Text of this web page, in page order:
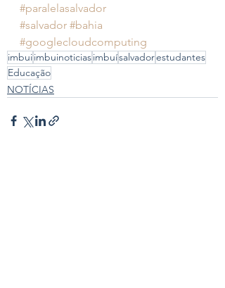
#paralelasalvador
#salvador #bahia
#googlecloudcomputing
imbuiimbuinoticiasimbuísalvadorestudantes
Educação
NOTÍCIAS